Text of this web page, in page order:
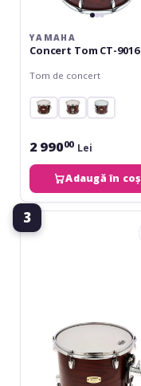
YAMAHA
Concert Tom CT-9016
Tom de concert
2 99000 Lei
Adaugă în coș
3
Yamaha
Concert